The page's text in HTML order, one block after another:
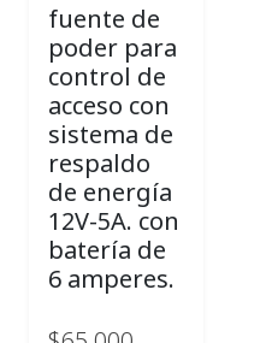
fuente de
poder para
control de
acceso con
sistema de
respaldo
de energía
12V-5A. con
batería de
6 amperes.